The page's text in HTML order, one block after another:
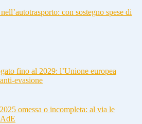
con sostegno spese di
fino al 2029: l’Unione europea
evasione
omessa o incompleta: al via le